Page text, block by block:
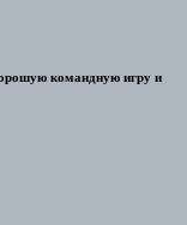
командную игру и